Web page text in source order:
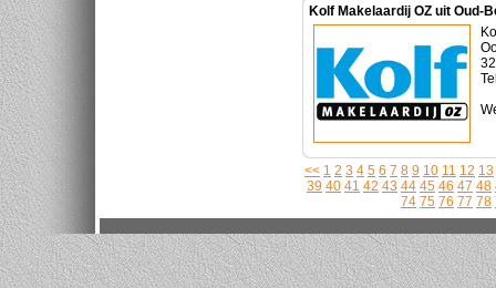
Kolf Makelaardij OZ uit Oud-
<< 1 2 3 4 5 6 7 8 9 10 11 12 13
39 40 41 42 43 44 45 46 47 48
74 75 76 77 78